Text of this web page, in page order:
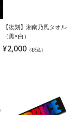
【復刻】湘南乃風タオル
（黒×白）
¥2,000 （税込）